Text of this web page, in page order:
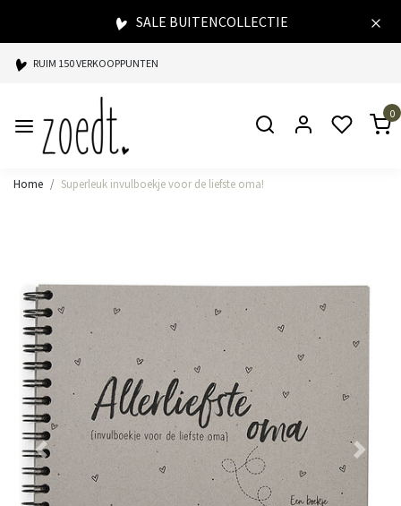
SALE BUITENCOLLECTIE
RUIM 150 VERKOOPPUNTEN
SPAARPUNTEN BIJ ELKE AANKOOP
SNELLE LEVERING
0
Home Superleuk invulboekje voor de liefste oma!
Vorige